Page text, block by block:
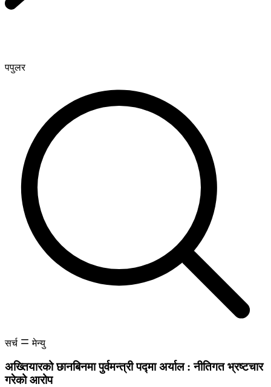
पपुलर
सर्च मेन्यु
अख्तियारको छानबिनमा पुर्वमन्त्री पद्माअर्याल : नीतिगत भ्रष्टचार
गरेको आरोप